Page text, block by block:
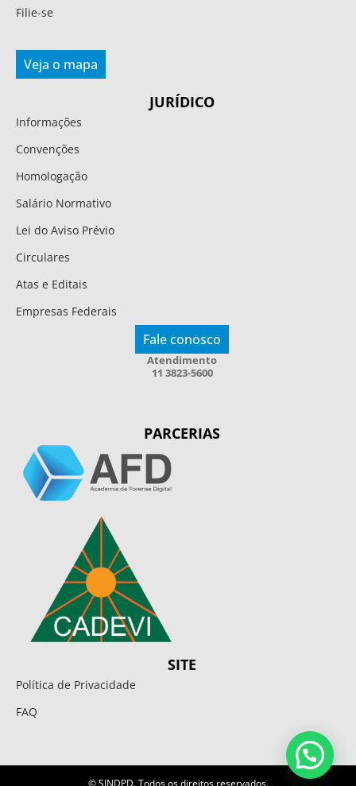
Filie-se
Veja o mapa
JURÍDICO
Informações
Convenções
Homologação
Salário Normativo
Lei do Aviso Prévio
Circulares
Atas e Editais
Empresas Federais
Fale conosco
Atendimento
11 3823-5600
PARCERIAS
SITE
Política de Privacidade
FAQ